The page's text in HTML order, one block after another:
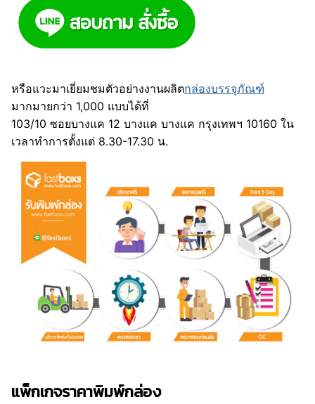
หรือแวะมาเยี่ยมชมตัวอย่างงานผลิตกล่องบรรจุภัณฑ์
มากมายกว่า 1,000 แบบได้ที่
103/10 ซอยบางแค 12 บางแค บางแค กรุงเทพฯ 10160 ใน
เวลาทำการตั้งแต่ 8.30-17.30 น.
แพ็กเกจราคาพิมพ์กล่อง